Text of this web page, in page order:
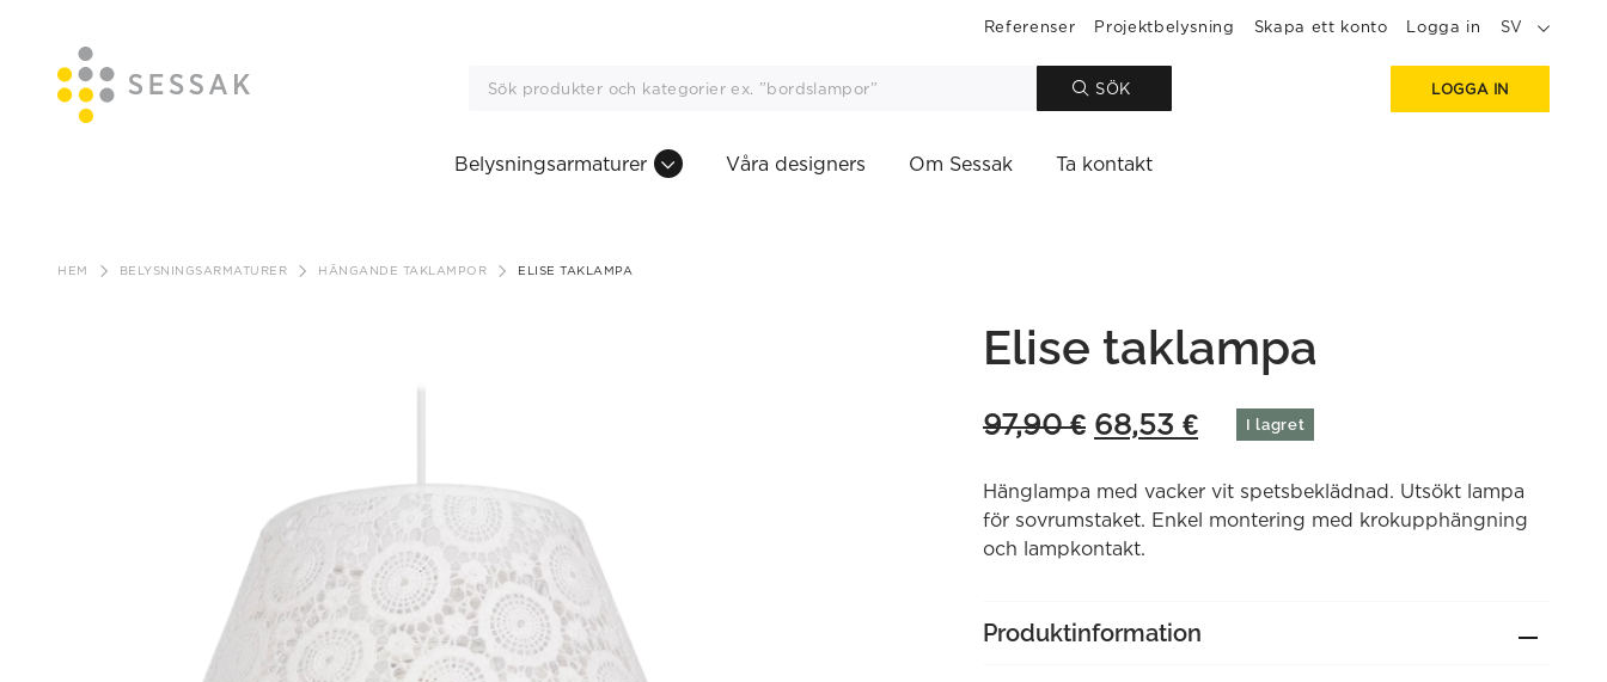
Referenser Projektbelysning Skapa ett konto Logga in SV
SÖK LOGGA IN
Belysningsarmaturer Våra designers Om Sessak Ta kontakt
HEM BELYSNINGSARMATURER HÄNGANDE TAKLAMPOR ELISE TAKLAMPA
Elise taklampa
97,90€ Original
was:
97,90 €.
68,53 €Current
is:
68,53 €.
I lagret
Hänglampa med vacker vit spetsbeklädnad. Utsökt lampa
för sovrumstaket. Enkel montering med krokupphängning
och lampkontakt.
Produktinformation